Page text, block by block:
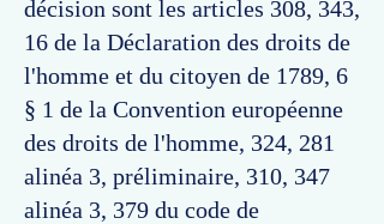
décision sont les articles 308, 343,
16 de la Déclaration des droits de
l'homme et du citoyen de 1789, 6
§ 1 de la Convention européenne
des droits de l'homme, 324, 281
alinéa 3, préliminaire, 310, 347
alinéa 3, 379 du code de